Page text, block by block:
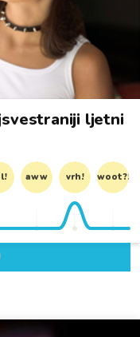
ljetni
aww vrh! woot?!